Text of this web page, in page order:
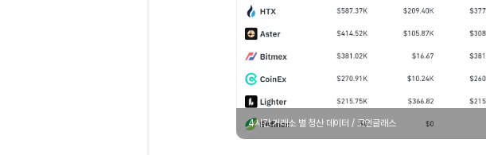
4시간 거래소 별 청산 데이터 / 코인글래스